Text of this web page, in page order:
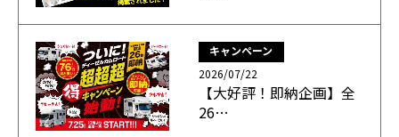
キャンペーン
2026/07/22
【大好評！即納企画】全
26…